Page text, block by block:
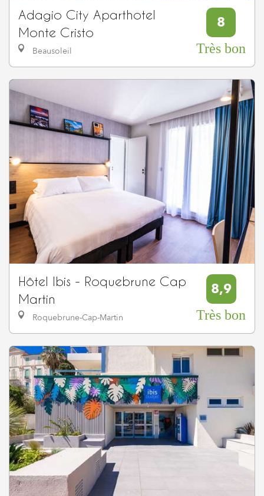
Adagio City Aparthotel
Monte Cristo
Beausoleil
8
Très bon
Hôtel Ibis - Roquebrune Cap
Martin
Roquebrune-Cap-Martin
8,9
Très bon